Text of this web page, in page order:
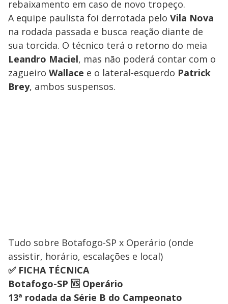
rebaixamento em caso de novo tropeço.
A equipe paulista foi derrotada pelo Vila Nova
na rodada passada e busca reação diante de
sua torcida. O técnico terá o retorno do meia
Leandro Maciel, mas não poderá contar com o
zagueiro Wallace e o lateral-esquerdo Patrick
Brey, ambos suspensos.
Tudo sobre Botafogo-SP x Operário (onde
assistir, horário, escalações e local)
✅ FICHA TÉCNICA
Botafogo-SP 🆚 Operário
13ª rodada da Série B do Campeonato